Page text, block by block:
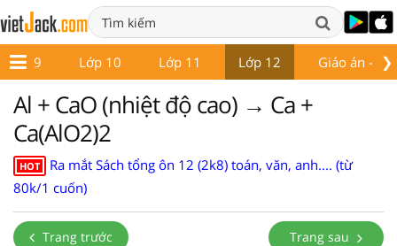
❯
Lớp 9 Lớp 10 Lớp 11 Lớp 12 Giáo án -
Al + CaO (nhiệt độ cao) → Ca +
Ca(AlO2)2
HOT
Ra mắt Sách tổng ôn 12 (2k8) toán, văn, anh.... (từ
80k/1 cuốn)
Trang trước Trang sau